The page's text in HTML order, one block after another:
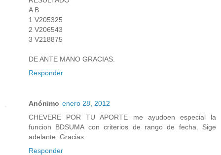
A B
1 V205325
2 V206543
3 V218875
DE ANTE MANO GRACIAS.
Responder
Anónimo enero 28, 2012
CHEVERE POR TU APORTE me ayudoen especial la
funcion BDSUMA con criterios de rango de fecha. Sige
adelante. Gracias
Responder